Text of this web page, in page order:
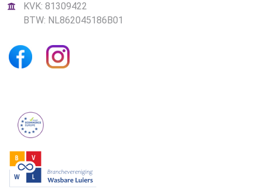
KVK: 81309422
BTW: NL862045186B01